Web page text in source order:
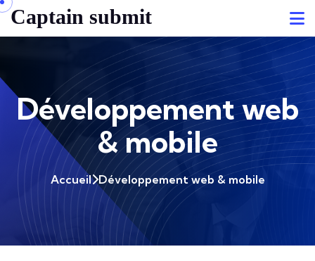
Captain submit
Développement web
& mobile
Accueil Développement web & mobile